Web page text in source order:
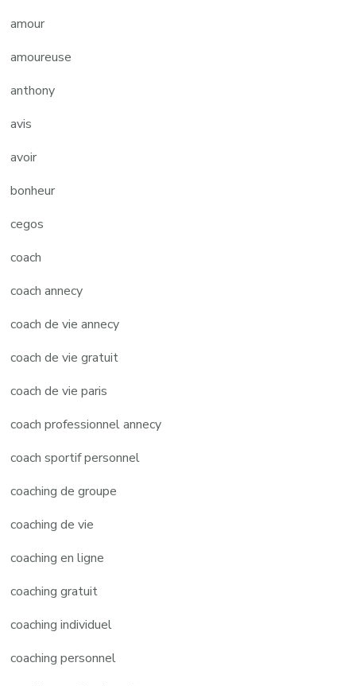
amour
amoureuse
anthony
avis
avoir
bonheur
cegos
coach
coach annecy
coach de vie annecy
coach de vie gratuit
coach de vie paris
coach professionnel annecy
coach sportif personnel
coaching de groupe
coaching de vie
coaching en ligne
coaching gratuit
coaching individuel
coaching personnel